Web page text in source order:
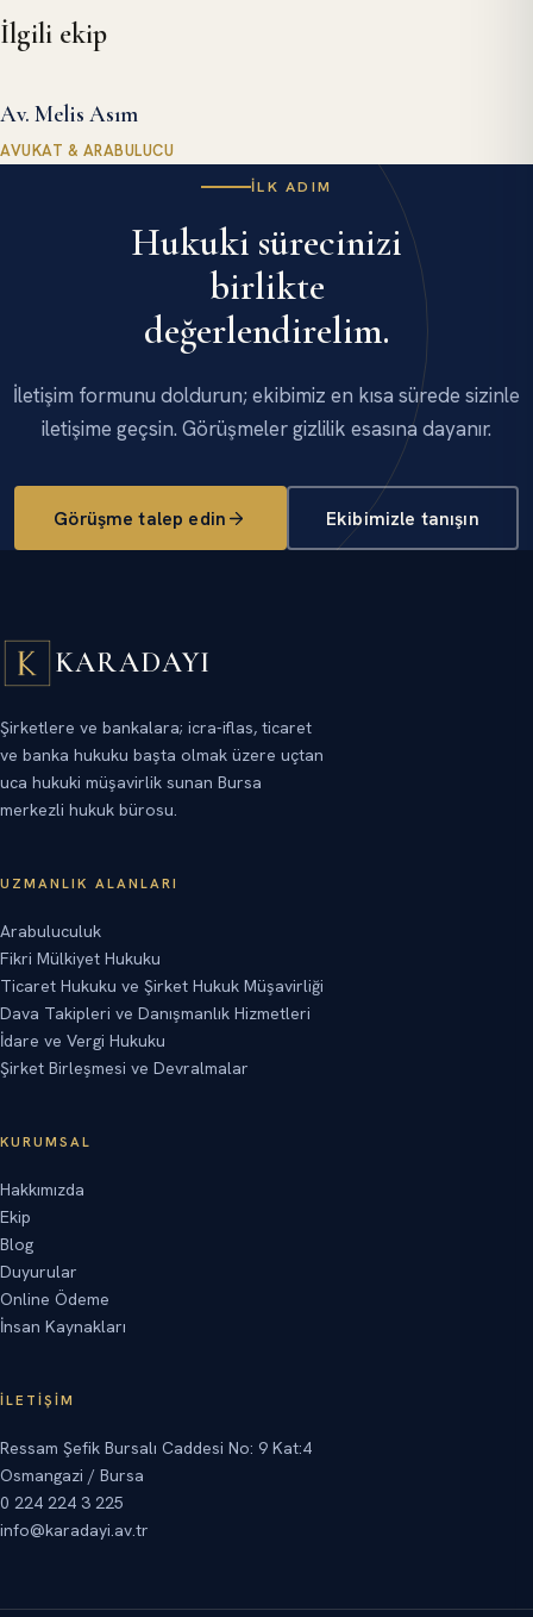
İlgili ekip
ASIM
Av. Melis Asım
AVUKAT & ARABULUCU
İLK ADIM
Hukuki sürecinizi
birlikte
değerlendirelim.
İletişim formunu doldurun; ekibimiz en kısa sürede sizinle
iletişime geçsin. Görüşmeler gizlilik esasına dayanır.
Görüşme talep edin Ekibimizle tanışın
KARADAYI
Şirketlere ve bankalara; icra-iflas, ticaret
ve banka hukuku başta olmak üzere uçtan
uca hukuki müşavirlik sunan Bursa
merkezli hukuk bürosu.
UZMANLIK ALANLARI
Arabuluculuk
Fikri Mülkiyet Hukuku
Ticaret Hukuku ve Şirket Hukuk Müşavirliği
Dava Takipleri ve Danışmanlık Hizmetleri
İdare ve Vergi Hukuku
Şirket Birleşmesi ve Devralmalar
KURUMSAL
Hakkımızda
Ekip
Blog
Duyurular
Online Ödeme
İnsan Kaynakları
İLETIŞIM
Ressam Şefik Bursalı Caddesi No: 9 Kat:4
Osmangazi / Bursa
0 224 224 3 225
info@karadayi.av.tr